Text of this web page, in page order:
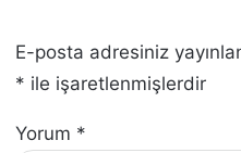
E-posta adresiniz
* ile işaretlenmişlerdir
Yorum *